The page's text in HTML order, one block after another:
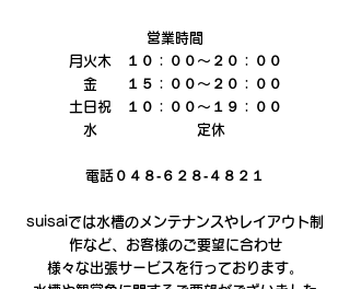
営業時間
月火木　１０：００～２０：００
金　　１５：００～２０：００
土日祝　１０：００～１９：００
水　　　　　　　定休
電話０４８‐６２８‐４８２１
suisaiでは水槽のメンテナンスやレイアウト制
作など、お客様のご要望に合わせ
様々な出張サービスを行っております。